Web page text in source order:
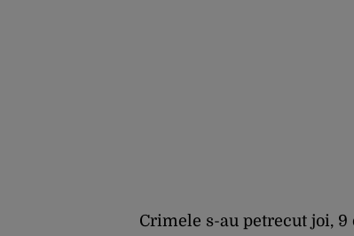
Crimele s-au petrecut joi,